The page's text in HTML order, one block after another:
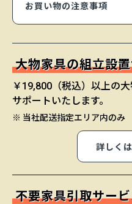
お買い物の注意事項
大物家具の組立設
￥19,800（税込）以上の
サポートいたします。
※ 当社配送指定エリア内のみ
詳しく
不要家具引取サー